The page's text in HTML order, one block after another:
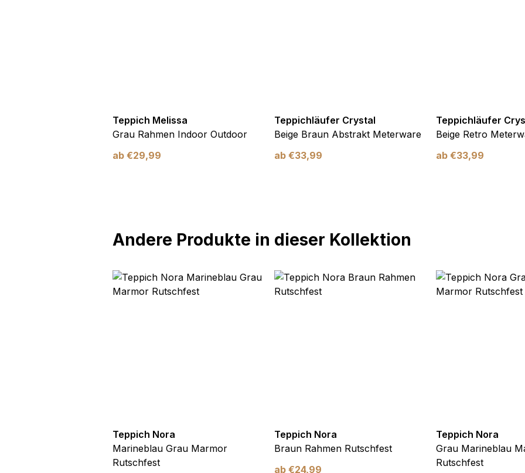
Teppich Melissa
Grau Rahmen Indoor Outdoor
ab €29,99
Teppichläufer Crystal
Beige Braun Abstrakt Meterware
ab €33,99
Teppichläufer
Beige Retro
ab €33,99
Andere Produkte in dieser Kollektion
Teppich Nora
Marineblau Grau Marmor
Rutschfest
Teppich Nora
Braun Rahmen Rutschfest
ab €24,99
Teppich Nora
Grau Marineblau
Rutschfest